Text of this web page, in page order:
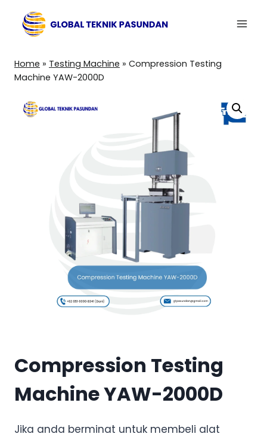
content
Home » Testing Machine » Compression Testing
Machine YAW-2000D
Compression Testing
Machine YAW-2000D
Jika anda berminat untuk membeli alat